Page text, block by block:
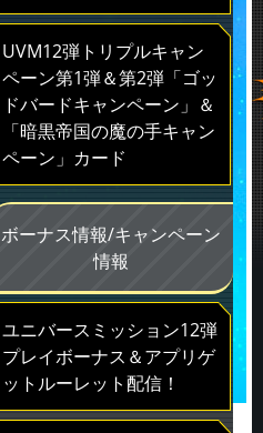
UVM12弾トリプルキャン
ペーン第1弾＆第2弾「ゴッ
ドバードキャンペーン」＆
「暗黒帝国の魔の手キャン
ペーン」カード
ボーナス情報/キャンペーン
情報
ユニバースミッション12弾
プレイボーナス＆アプリゲ
ットルーレット配信！